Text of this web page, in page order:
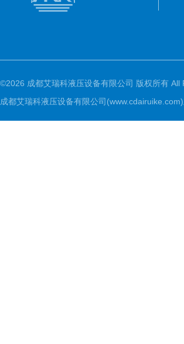
©2026 成都艾瑞科液压设备有限公司 版权所有 All
成都艾瑞科液压设备有限公司